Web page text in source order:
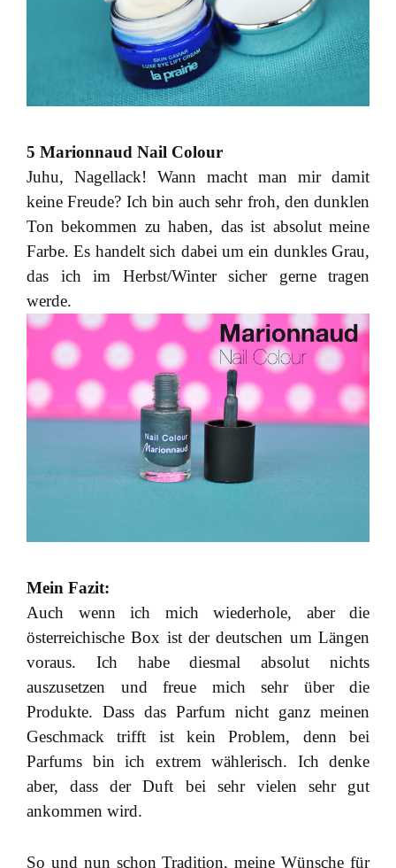
5 Marionnaud Nail Colour
Juhu, Nagellack! Wann macht man mir damit
keine Freude? Ich bin auch sehr froh, den dunklen
Ton bekommen zu haben, das ist absolut meine
Farbe. Es handelt sich dabei um ein dunkles Grau,
das ich im Herbst/Winter sicher gerne tragen
werde.
Mein Fazit:
Auch wenn ich mich wiederhole, aber die
österreichische Box ist der deutschen um Längen
voraus. Ich habe diesmal absolut nichts
auszusetzen und freue mich sehr über die
Produkte. Dass das Parfum nicht ganz meinen
Geschmack trifft ist kein Problem, denn bei
Parfums bin ich extrem wählerisch. Ich denke
aber, dass der Duft bei sehr vielen sehr gut
ankommen wird.
So und nun schon Tradition, meine Wünsche für